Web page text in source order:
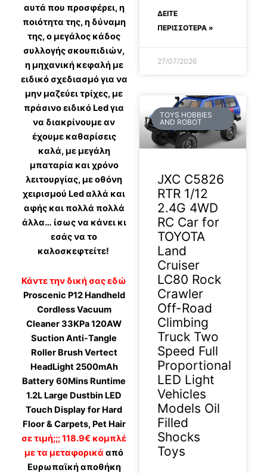
αυτά που προσφέρει, η
ποιότητα της, η δύναμη
της, ο μεγάλος κάδος
συλλογής σκουπιδιών,
η μηχανική κεφαλή με
ειδικό σχεδιασμό για να
μην μαζεύει τρίχες, με
πράσινο ειδικό Led για
να διακρίνουμε αν
έχουμε καθαρίσεις
καλά, με μεγάλη
μπαταρία και χρόνο
λειτουργίας, με οθόνη
χειρισμού Led αλλά και
αφής και πολλά πολλά
άλλα… ίσως να κάνει κι
εσάς να το
καλοσκεφτείτε!
Κάντε την δική σας εδώ
Proscenic P12 Handheld
Cordless Vacuum
Cleaner 33KPa 120AW
Suction Anti-Tangle
Roller Brush Vertect
HeadLight 2500mAh
Battery 60Mins Runtime
1.2L Large Dustbin LED
Touch Display for Hard
Floor & Carpets, Pet Hair
σε τιμή;;; 118.9€ κομπλέ
με τα μεταφορικά από
Ευρωπαϊκή αποθήκη
ΔΕΊΤΕ
ΠΕΡΙΣΣΟΤΕΡΑ »
27/07/2026
TOYS HOBBIES
AND ROBOT
JXC C5826
RTR 1/12
2.4G 4WD
RC Car for
TOYOTA
Land
Cruiser
LC80 Rock
Crawler
Off-Road
Climbing
Truck Two
Speed Full
Proportional
LED Light
Vehicles
Models Oil
Filled
Shocks
Toys